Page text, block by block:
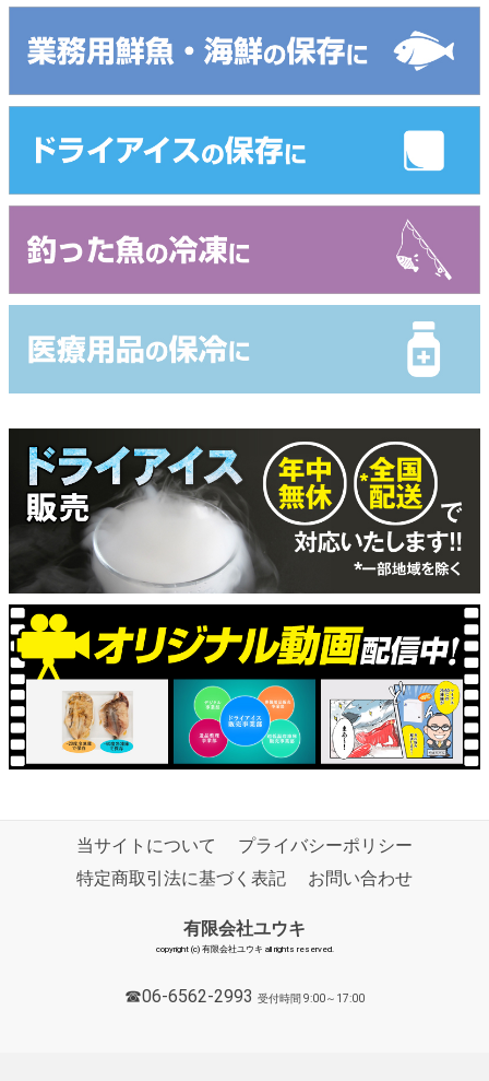
当サイトについて
プライバシーポリシー
特定商取引法に基づく表記
お問い合わせ
有限会社ユウキ
copyright (c) 有限会社ユウキ all rights reserved.
☎06-6562-2993 受付時間 9:00～17:00